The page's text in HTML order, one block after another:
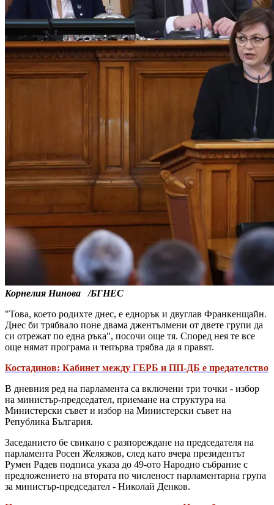
Корнелия Нинова /БГНЕС
"Това, което родихте днес, е еднорък и двуглав Франкенщайн.
Днес би трябвало поне двама джентълмени от двете групи да
си отрежат по една ръка", посочи още тя. Според нея те все
още нямат програма и тепърва трябва да я правят.
Костадинов: Кабинет между ГЕРБ и ПП-ДБ е предателство
В дневния ред на парламента са включени три точки - избор
на министър-председател, приемане на структура на
Министерски съвет и избор на Министерски съвет на
Република България.
Заседанието бе свикано с разпореждане на председателя на
парламента Росен Желязков, след като вчера президентът
Румен Радев подписа указа до 49-ото Народно събрание с
предложението на втората по численост парламентарна група
за министър-председател - Николай Денков.